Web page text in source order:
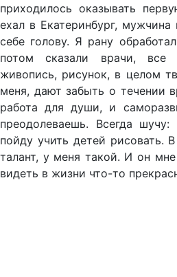
приходилось оказывать
ехал в Екатеринбург,
себе голову. Я рану
потом сказали врачи, все
живопись, рисунок, в целом
меня, дают забыть о течении
работа для души, и
преодолеваешь. Всегда
пойду учить детей рисовать.
талант, у меня такой. И он
видеть в жизни что-то